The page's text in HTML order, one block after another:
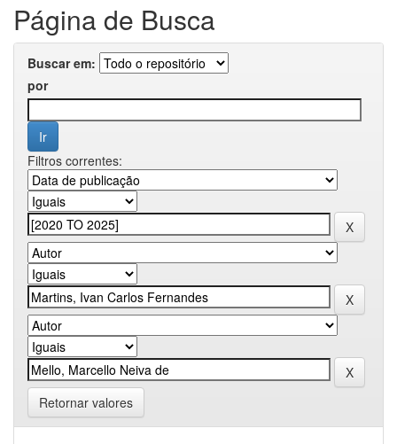
Página de Busca
Buscar em:
por
Filtros correntes:
Retornar valores